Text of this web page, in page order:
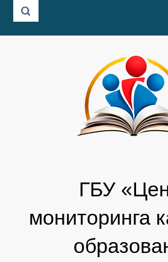
ГБУ
мониторинга